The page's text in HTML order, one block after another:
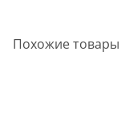
Похожие товары